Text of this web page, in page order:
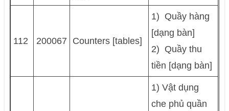
112 200067 Counters [tables]
1) Quầy hàng
[dạng bàn]
2) Quầy thu
tiền [dạng bàn]
1) Vật dụng
che phủ quần